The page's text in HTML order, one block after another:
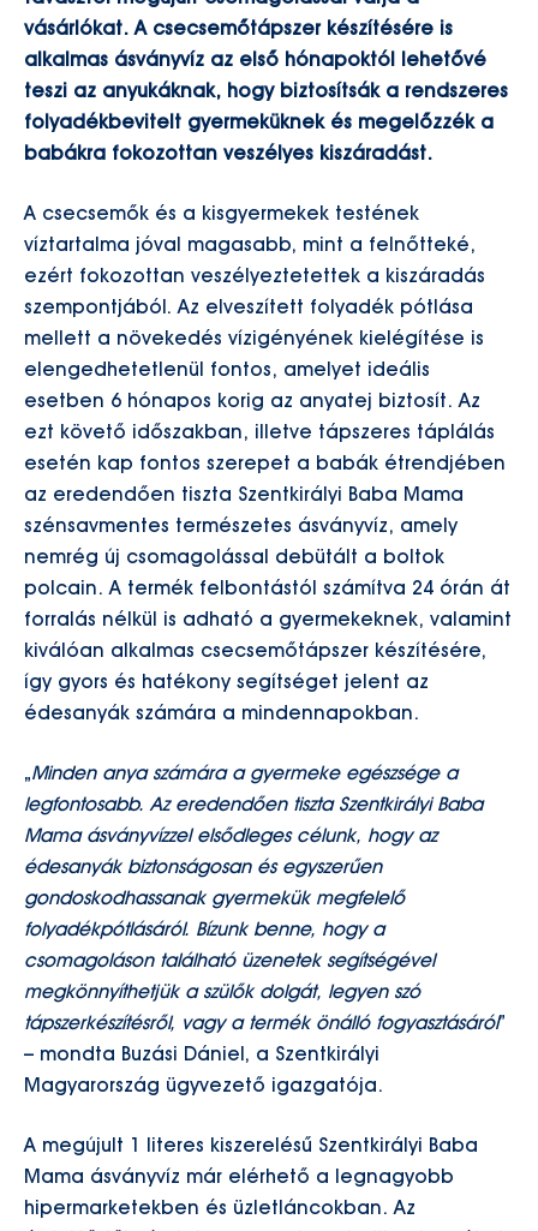
vásárlókat. A csecsemőtápszer készítésére is
alkalmas ásványvíz az első hónapoktól lehetővé
teszi az anyukáknak, hogy biztosítsák a rendszeres
folyadékbevitelt gyermeküknek és megelőzzék a
babákra fokozottan veszélyes kiszáradást.
A csecsemők és a kisgyermekek testének
víztartalma jóval magasabb, mint a felnőtteké,
ezért fokozottan veszélyeztetettek a kiszáradás
szempontjából. Az elveszített folyadék pótlása
mellett a növekedés vízigényének kielégítése is
elengedhetetlenül fontos, amelyet ideális
esetben 6 hónapos korig az anyatej biztosít. Az
ezt követő időszakban, illetve tápszeres táplálás
esetén kap fontos szerepet a babák étrendjében
az eredendően tiszta Szentkirályi Baba Mama
szénsavmentes természetes ásványvíz, amely
nemrég új csomagolással debütált a boltok
polcain. A termék felbontástól számítva 24 órán át
forralás nélkül is adható a gyermekeknek, valamint
kiválóan alkalmas csecsemőtápszer készítésére,
így gyors és hatékony segítséget jelent az
édesanyák számára a mindennapokban.
„Minden anya számára a gyermeke egészsége a
legfontosabb. Az eredendően tiszta Szentkirályi Baba
Mama ásványvízzel elsődleges célunk, hogy az
édesanyák biztonságosan és egyszerűen
gondoskodhassanak gyermekük megfelelő
folyadékpótlásáról. Bízunk benne, hogy a
csomagoláson található üzenetek segítségével
megkönnyíthetjük a szülők dolgát, legyen szó
tápszerkészítésről, vagy a termék önálló fogyasztásáról”
– mondta Buzási Dániel, a Szentkirályi
Magyarország ügyvezető igazgatója.
A megújult 1 literes kiszerelésű Szentkirályi Baba
Mama ásványvíz már elérhető a legnagyobb
hipermarketekben és üzletláncokban. Az